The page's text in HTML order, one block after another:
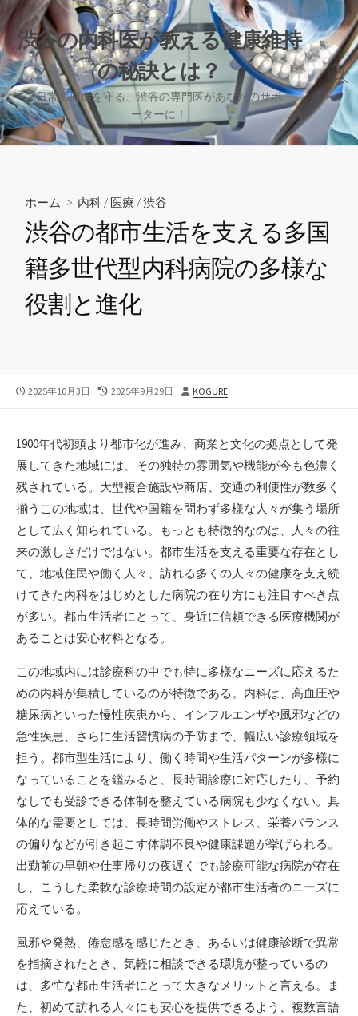
コ
ン
テ
ン
ツ
へ
ス
キ
渋谷の内科医が教える健康維持
の秘訣とは？
日常の健康を守る、渋谷の専門医があなたのサポ
ーターに！
検
索
切
り
替
ホーム > 内科 /医療 /渋谷
渋谷の都市生活を支える多国
籍多世代型内科病院の多様な
役割と進化
公
2025年10月3日
最
新
日
2025年9月29日
投
KOGURE
1900年代初頭より都市化が進み、商業と文化の拠点として発
展してきた地域には、その独特の雰囲気や機能が今も色濃く
残されている。 大型複合施設や商店、交通の利便性が数多く
揃うこの地域は、世代や国籍を問わず多様な人々が集う場所
として広く知られている。もっとも特徴的なのは、人々の往
来の激しさだけではない。都市生活を支える重要な存在とし
て、地域住民や働く人々、訪れる多くの人々の健康を支え続
けてきた内科をはじめとした病院の在り方にも注目すべき点
が多い。都市生活者にとって、身近に信頼できる医療機関が
あることは安心材料となる。
この地域内には診療科の中でも特に多様なニーズに応えるた
めの内科が集積しているのが特徴である。内科は、高血圧や
糖尿病といった慢性疾患から、インフルエンザや風邪などの
急性疾患、さらに生活習慣病の予防まで、幅広い診療領域を
担う。都市型生活により、働く時間や生活パターンが多様に
なっていることを鑑みると、長時間診療に対応したり、予約
なしでも受診できる体制を整えている病院も少なくない。具
体的な需要としては、長時間労働やストレス、栄養バランス
の偏りなどが引き起こす体調不良や健康課題が挙げられる。
出勤前の早朝や仕事帰りの夜遅くでも診療可能な病院が存在
し、こうした柔軟な診療時間の設定が都市生活者のニーズに
応えている。
風邪や発熱、倦怠感を感じたとき、あるいは健康診断で異常
を指摘されたとき、気軽に相談できる環境が整っているの
は、多忙な都市生活者にとって大きなメリットと言える。ま
た、初めて訪れる人々にも安心を提供できるよう、複数言語